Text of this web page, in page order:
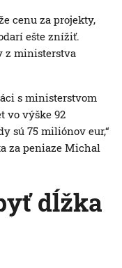
cenu za projekty,
ešte znížiť.
z ministerstva
s ministerstvom
vo výške 92
sú 75 miliónov eur,“
za peniaze Michal
dĺžka